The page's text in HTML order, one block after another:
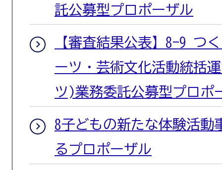
託公募型プロポーザル
【審査結果公表】8-9 つ
ーツ・芸術文化活動統括
ツ)業務委託公募型プロポ
8子どもの新たな体験活動
るプロポーザル